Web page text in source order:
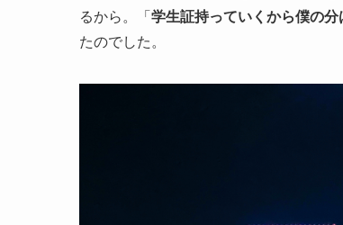
るから。「 学生証持っていくから僕の
たのでした。